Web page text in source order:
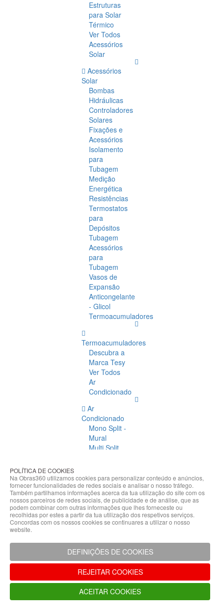
Estruturas
para Solar
Térmico
Ver Todos
Acessórios
Solar
Acessórios
Solar
Bombas
Hidráulicas
Controladores
Solares
Fixações e
Acessórios
Isolamento
para
Tubagem
Medição
Energética
Resistências
Termostatos
para
Depósitos
Tubagem
Acessórios
para
Tubagem
Vasos de
Expansão
Anticongelante
- Glicol
Termoacumuladores
Termoacumuladores
Descubra a
Marca Tesy
Ver Todos
Ar
Condicionado
Ar
Condicionado
Mono Split -
Mural
Multi Split
Condicionado
Acessórios
Climatização
Acessórios
Climatização
Hidráulicas
Controladores
Fixações e
Acessórios
Isolamento
para
Tubagem
POLÍTICA DE COOKIES
Na Obras360 utilizamos cookies para personalizar conteúdo e anúncios,
fornecer funcionalidades de redes sociais e analisar o nosso tráfego.
Também partilhamos informações acerca da tua utilização do site com os
nossos parceiros de redes sociais, de publicidade e de análise, que as
podem combinar com outras informações que lhes forneceste ou
recolhidas por estes a partir da tua utilização dos respetivos serviços.
Concordas com os nossos cookies se continuares a utilizar o nosso
website.
DEFINIÇÕES DE COOKIES
REJEITAR COOKIES
ACEITAR COOKIES